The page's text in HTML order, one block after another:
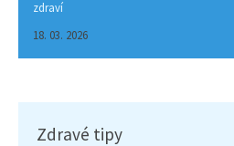
zdraví
18. 03. 2026
Zdravé tipy